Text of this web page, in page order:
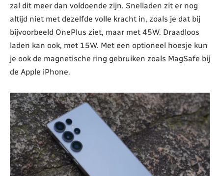
zal dit meer dan voldoende zijn. Snelladen zit er nog
altijd niet met dezelfde volle kracht in, zoals je dat bij
bijvoorbeeld OnePlus ziet, maar met 45W. Draadloos
laden kan ook, met 15W. Met een optioneel hoesje kun
je ook de magnetische ring gebruiken zoals MagSafe bij
de Apple iPhone.